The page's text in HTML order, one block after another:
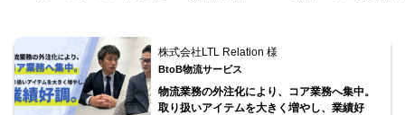
株式会社LTL Relation 様
BtoB物流サービス
物流業務の外注化により、コア業務へ集中。
取り扱いアイテムを大きく増やし、業績好